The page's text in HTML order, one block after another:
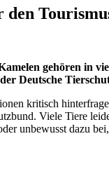
den
gehören in
Deutsche
kritisch
Viele Tiere
unbewusst dazu